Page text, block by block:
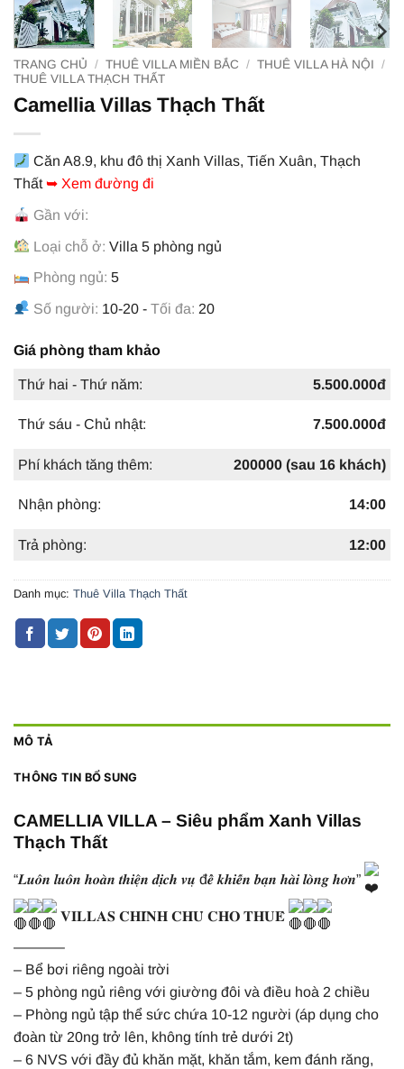
TRANG CHỦ / THUÊ VILLA MIỀN BẮC / THUÊ VILLA HÀ NỘI
/
THUÊ VILLA THẠCH THẤT
Camellia Villas Thạch Thất
Căn A8.9, khu đô thị Xanh Villas, Tiến Xuân, Thạch
Thất ➥ Xem đường đi
Gần với:
Loại chỗ ở: Villa 5 phòng ngủ
Phòng ngủ: 5
Số người: 10-20 -Tối đa: 20
Giá phòng tham khảo
Thứ hai - Thứ năm: 5.500.000đ
Thứ sáu - Chủ nhật: 7.500.000đ
Phí khách tăng thêm: 200000 (sau 16 khách)
Nhận phòng: 14:00
Trả phòng: 12:00
Danh mục: Thuê Villa Thạch Thất
MÔ TẢ
THÔNG TIN BỔ SUNG
CAMELLIA VILLA – Siêu phẩm Xanh Villas
Thạch Thất
“𝑳𝒖𝒐̂𝒏 𝒍𝒖𝒐̂𝒏 𝒉𝒐𝒂̀𝒏 𝒕𝒉𝒊𝒆̣̂𝒏 𝒅𝒊̣𝒄𝒉 𝒗𝒖̣ đ𝒆̂̉ 𝒌𝒉𝒊𝒆̂́𝒏 𝒃𝒂̣𝒏 𝒉𝒂̀𝒊 𝒍𝒐̀𝒏𝒈 𝒉𝒐̛𝒏”
𝐕𝐈𝐋𝐋𝐀𝐒 𝐂𝐇𝐈́𝐍𝐇 𝐂𝐇𝐔̉ 𝐂𝐇𝐎 𝐓𝐇𝐔𝐄̂
———–
– Bể bơi riêng ngoài trời
– 5 phòng ngủ riêng với giường đôi và điều hoà 2 chiều
– Phòng ngủ tập thể sức chứa 10-12 người (áp dụng cho
đoàn từ 20ng trở lên, không tính trẻ dưới 2t)
– 6 NVS với đầy đủ khăn mặt, khăn tắm, kem đánh răng,